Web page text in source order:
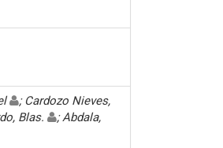
; Cardozo Nieves,
Blas.
; Abdala,